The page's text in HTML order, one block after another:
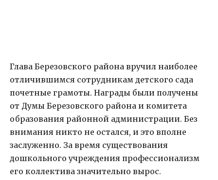
Глава Березовского района вручил наиболее
отличившимся сотрудникам детского сада
почетные грамоты. Награды были получены
от Думы Березовского района и комитета
образования районной администрации. Без
внимания никто не остался, и это вполне
заслуженно. За время существования
дошкольного учреждения профессионализм
его коллектива значительно вырос.